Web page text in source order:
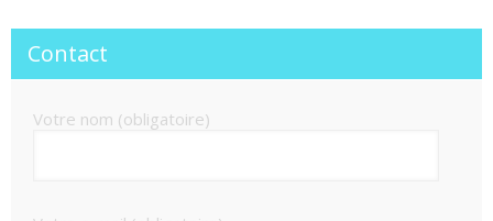
Contact
Votre nom (obligatoire)